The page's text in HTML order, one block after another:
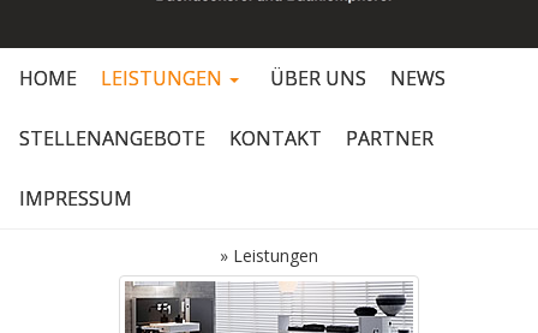
HOME LEISTUNGEN ÜBER UNS NEWS
STELLENANGEBOTE KONTAKT PARTNER
IMPRESSUM
» Leistungen